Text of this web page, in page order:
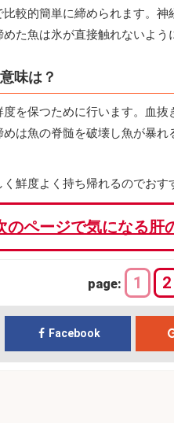
較的簡単に締められます。
た魚は氷が直接触れないよう
味は？
を保つために行います。血
は魚の脊髄を破壊し魚が暴
鮮度よく持ち帰れるのでおす
のページで気になる肝
page: 1 2
Facebook